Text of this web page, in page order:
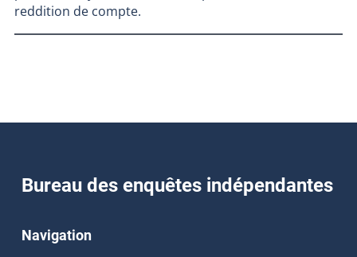
reddition de compte.
Bureau des enquêtes indépendantes
Navigation